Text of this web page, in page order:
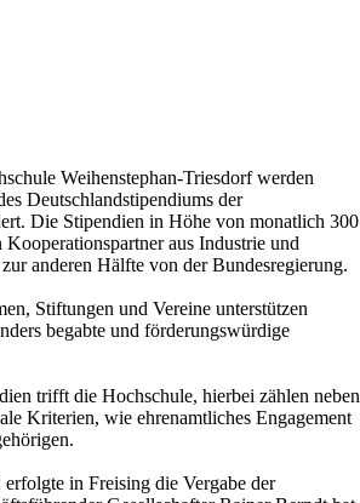
Weihenstephan-Triesdorf werden
Deutschlandstipendiums der
Die Stipendien in Höhe von monatlich 300
aus Industrie und
anderen Hälfte von der Bundesregierung.
Stiftungen und Vereine unterstützen
begabte und förderungswürdige
trifft die Hochschule, hierbei zählen neben
Kriterien, wie ehrenamtliches Engagement
in Freising die Vergabe der